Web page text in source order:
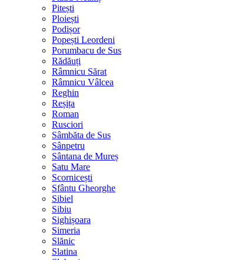
Pitești
Ploiești
Podișor
Popești Leordeni
Porumbacu de Sus
Rădăuți
Râmnicu Sărat
Râmnicu Vâlcea
Reghin
Reșița
Roman
Rusciori
Sâmbăta de Sus
Sânpetru
Sântana de Mureș
Satu Mare
Scornicești
Sfântu Gheorghe
Sibiel
Sibiu
Sighișoara
Simeria
Slănic
Slatina